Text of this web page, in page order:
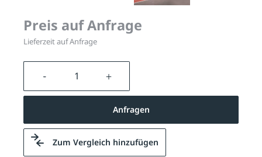
Preis auf Anfrage
Lieferzeit auf Anfrage
Produkt Anzahl: Gib den
Anfragen
Zum Vergleich hinzufügen